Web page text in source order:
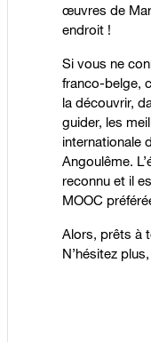
œuvres de
endroit !
Si vous ne
franco-belge,
la découvrir,
guider, les
internationale
Angoulême.
reconnu et il
MOOC
Alors, prêts à
N’hésitez plus,